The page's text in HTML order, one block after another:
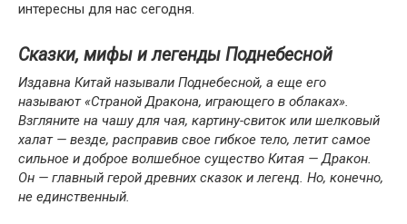
интересны для нас сегодня.
Сказки, мифы и легенды Поднебесной
Издавна Китай называли Поднебесной, а еще его
называют «Страной Дракона, играющего в облаках».
Взгляните на чашу для чая, картину-свиток или шелковый
халат — везде, расправив свое гибкое тело, летит самое
сильное и доброе волшебное существо Китая — Дракон.
Он — главный герой древних сказок и легенд. Но, конечно,
не единственный.